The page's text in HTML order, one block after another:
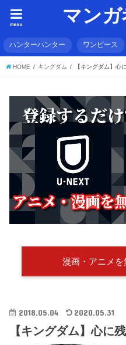
マンガ
menu
ハンターハンター ワンピース
HOME キングダム 【キングダム】心
漫画・アニメ
2018.05.04 2020.05.31
【キングダム】心に